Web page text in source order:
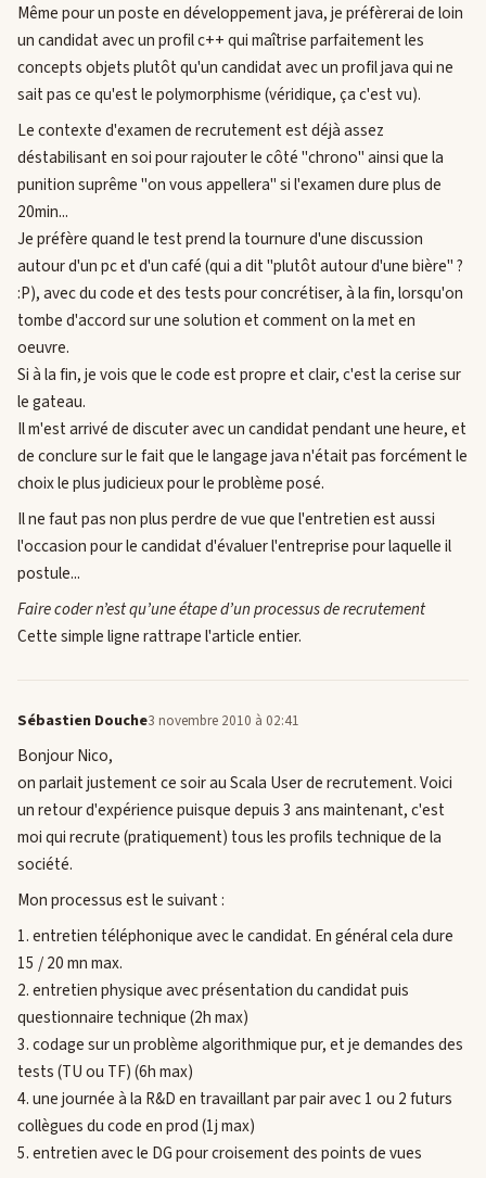
Même pour un poste en développement java, je préfèrerai de loin
un candidat avec un profil c++ qui maîtrise parfaitement les
concepts objets plutôt qu'un candidat avec un profil java qui ne
sait pas ce qu'est le polymorphisme (véridique, ça c'est vu).
Le contexte d'examen de recrutement est déjà assez
déstabilisant en soi pour rajouter le côté "chrono" ainsi que la
punition suprême "on vous appellera" si l'examen dure plus de
20min...
Je préfère quand le test prend la tournure d'une discussion
autour d'un pc et d'un café (qui a dit "plutôt autour d'une bière" ?
:P), avec du code et des tests pour concrétiser, à la fin, lorsqu'on
tombe d'accord sur une solution et comment on la met en
oeuvre.
Si à la fin, je vois que le code est propre et clair, c'est la cerise sur
le gateau.
Il m'est arrivé de discuter avec un candidat pendant une heure, et
de conclure sur le fait que le langage java n'était pas forcément le
choix le plus judicieux pour le problème posé.
Il ne faut pas non plus perdre de vue que l'entretien est aussi
l'occasion pour le candidat d'évaluer l'entreprise pour laquelle il
postule...
Faire coder n’est qu’une étape d’un processus de recrutement
Cette simple ligne rattrape l'article entier.
Sébastien Douche3 novembre 2010 à 02:41
Bonjour Nico,
on parlait justement ce soir au Scala User de recrutement. Voici
un retour d'expérience puisque depuis 3 ans maintenant, c'est
moi qui recrute (pratiquement) tous les profils technique de la
société.
Mon processus est le suivant :
1. entretien téléphonique avec le candidat. En général cela dure
15 / 20 mn max.
2. entretien physique avec présentation du candidat puis
questionnaire technique (2h max)
3. codage sur un problème algorithmique pur, et je demandes des
tests (TU ou TF) (6h max)
4. une journée à la R&D en travaillant par pair avec 1 ou 2 futurs
collègues du code en prod (1j max)
5. entretien avec le DG pour croisement des points de vues